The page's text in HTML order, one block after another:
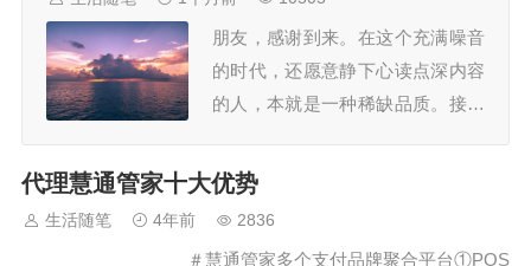
朋友，感谢到来。在这个充满噪音
的时代，还愿意静下心读点深内容
的人，本就是一种稀缺品质。接下
一。坦白说，这些内容实践价值很
代理慧通管家十大优势
生活随笔 4年前 2836
＃慧通管家多个支付品牌聚合平台①POS